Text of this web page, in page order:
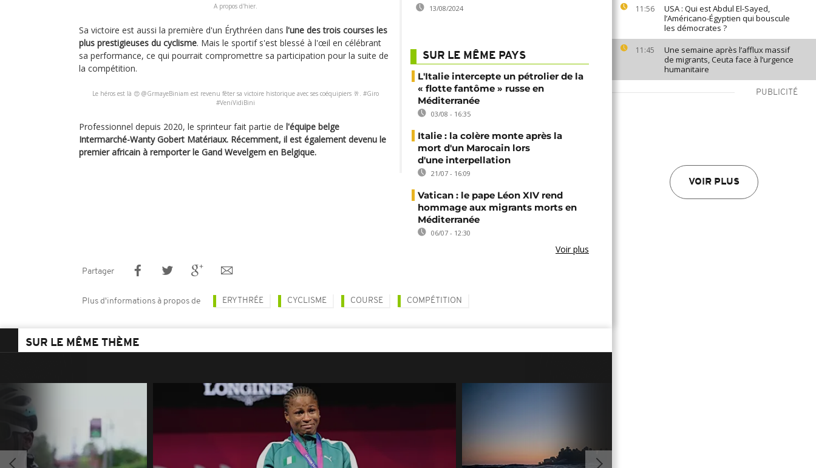
11:56
USA : Qui est Abdul El-Sayed,
l’Américano-Égyptien qui bouscule
les démocrates ?
11:45
Une semaine après l’afflux massif
de migrants, Ceuta face à l’urgence
humanitaire
PUBLICITÉ
VOIR PLUS
A propos d'hier.
Sa victoire est aussi la première d'un Érythréen dans l'une des trois courses les
plus prestigieuses du cyclisme. Mais le sportif s'est blessé à l'œil en célébrant
sa performance, ce qui pourrait compromettre sa participation pour la suite de
la compétition.
Le héros est là 😍 @GrmayeBiniam est revenu fêter sa victoire historique avec ses coéquipiers 🥂. #Giro
#VeniVidiBini
Professionnel depuis 2020, le sprinteur fait partie de l'équipe belge
Intermarché-Wanty Gobert Matériaux. Récemment, il est également devenu le
premier africain à remporter le Gand Wevelgem en Belgique.
13/08/2024
SUR LE MÊME PAYS
L'Italie intercepte un pétrolier de la
« flotte fantôme » russe en
Méditerranée
03/08 - 16:35
Italie : la colère monte après la
mort d'un Marocain lors
d'une interpellation
21/07 - 16:09
Vatican : le pape Léon XIV rend
hommage aux migrants morts en
Méditerranée
06/07 - 12:30
Voir plus
Partager
Plus d'informations à propos de ERYTHRÉE CYCLISME COURSE COMPÉTITION
SUR LE MÊME THÈME